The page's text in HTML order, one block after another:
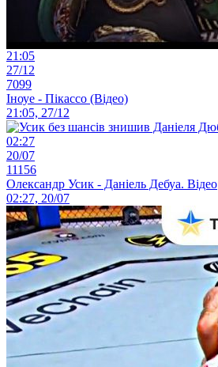
21:05
27/12
7099
Іноуе - Пікассо (Відео)
21:05, 27/12
02:27
20/07
11156
Олександр Усик - Даніель Дебуа. Відео
02:27, 20/07